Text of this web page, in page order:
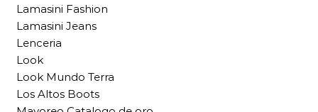
Lamasini Fashion
Lamasini Jeans
Lenceria
Look
Look Mundo Terra
Los Altos Boots